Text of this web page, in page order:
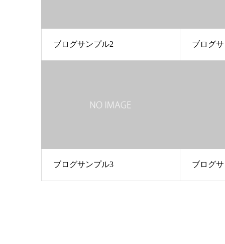
ブログサンプル2 ブログ
ブログサンプル3 ブログ